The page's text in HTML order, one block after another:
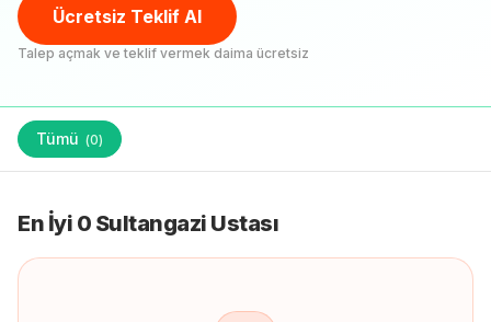
Ücretsiz Teklif Al
Talep açmak ve teklif vermek daima ücretsiz
Tümü (0)
En İyi 0 Sultangazi Ustası